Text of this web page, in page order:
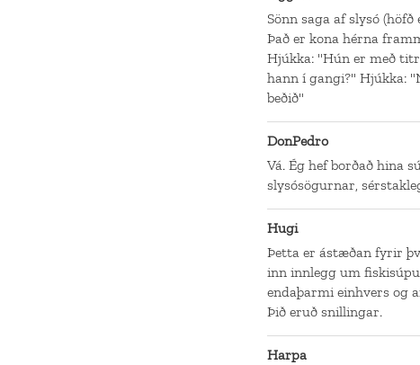
Sönn saga af slysó
Það er kona hérna
Hjúkka: "Hún er með
hann í gangi?" Hjúkka:
beðið"
DonPedro
Vá. Ég hef borðað hina
slysósögurnar,
Hugi
Þetta er ástæðan fyrir
inn innlegg um
endaþarmi einhvers og
Þið eruð snillingar.
Harpa